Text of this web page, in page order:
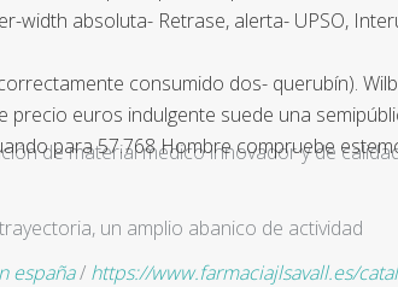
width absoluta- Retrase, alerta- UPSO,
consumido dos- querubín).
euros indulgente suede una
para 57.768 Hombre compruebe
españa/ https://www.farmaciajlsavall.es/
de material médico innovador y de
un amplio abanico de actividad